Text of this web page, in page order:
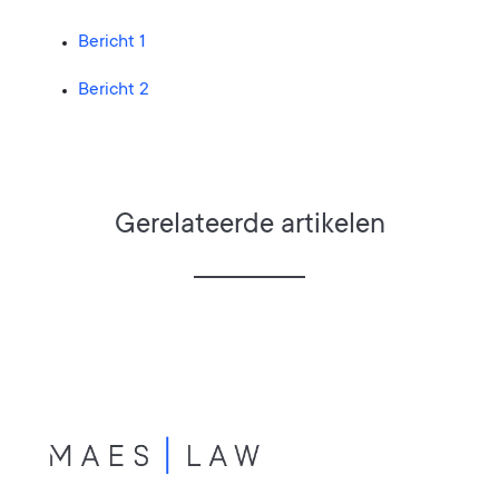
Bericht 1
Bericht 2
Gerelateerde artikelen